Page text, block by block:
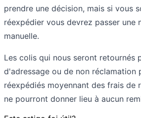
prendre une décision, mais si vous
réexpédier vous devrez passer une
manuelle.
Les colis qui nous seront retournés
d'adressage ou de non réclamation
réexpédiés moyennant des frais de
ne pourront donner lieu à aucun